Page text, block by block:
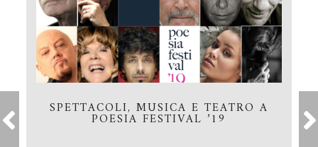
SPETTACOLI, MUSICA E TEATRO A
POESIA FESTIVAL ’19